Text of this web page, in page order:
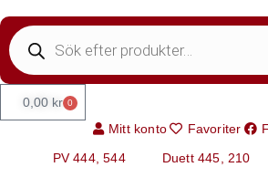
0,00 kr 0
Mitt konto Favoriter
PV 444, 544
Duett 445, 210